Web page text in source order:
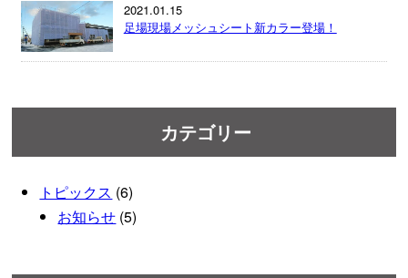
2021.01.15
足場現場メッシュシート新カラー登場！
カテゴリー
トピックス (6)
お知らせ (5)